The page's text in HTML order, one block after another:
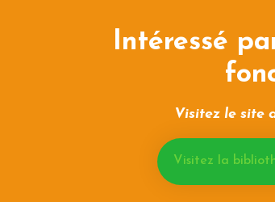
Intéressé
Visitez le site
Visitez la